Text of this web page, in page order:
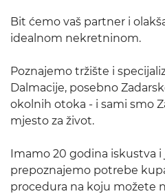
Bit ćemo vaš partner i
idealnom nekretninom.
Poznajemo tržište i
Dalmacije, posebno
okolnih otoka - i sami smo
mjesto za život.
Imamo 20 godina iskustva i
prepoznajemo potrebe
procedura na koju možete